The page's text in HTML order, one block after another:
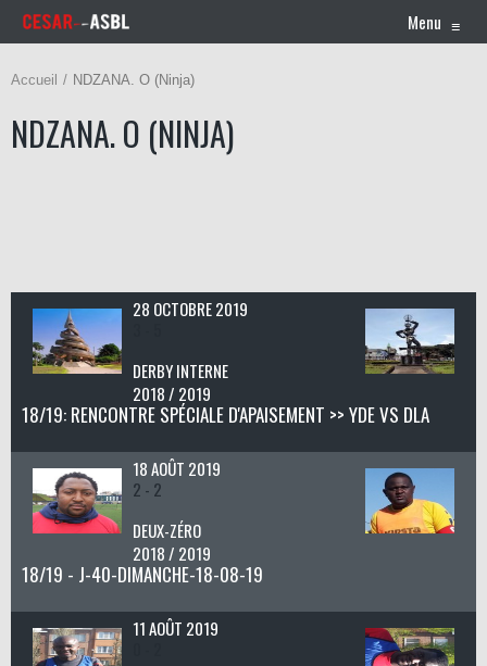
Menu ≡
Accueil NDZANA. O (Ninja)
NDZANA. O (NINJA)
28 OCTOBRE 2019
DERBY INTERNE
2018 / 2019
18/19: RENCONTRE SPÉCIALE D'APAISEMENT >> YDE VS DLA
18 AOÛT 2019
2 - 2
DEUX-ZÉRO
2018 / 2019
18/19 - J-40-DIMANCHE-18-08-19
11 AOÛT 2019